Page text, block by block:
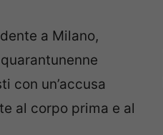
a Milano,
con un’accusa
al corpo prima e al